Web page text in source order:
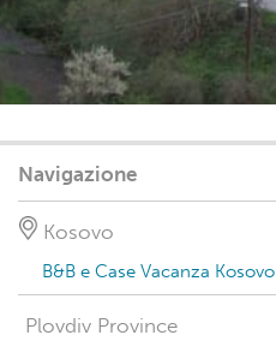
Navigazione
Kosovo
B&B e Case Vacanza Kosovo
Plovdiv Province